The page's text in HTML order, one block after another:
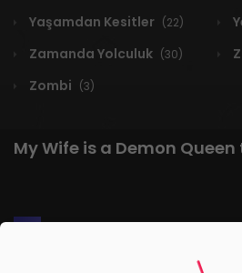
Yaşamdan Kesitler (22)
Zamanda Yolculuk (30)
Zombi (3)
My Wife is a Demon
1 RESULT
Popüler